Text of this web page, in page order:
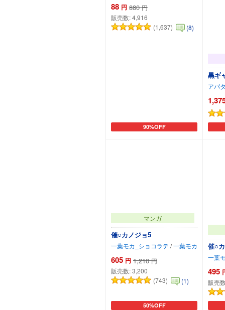
88 円 880 円
販売数:4,916
(1,637)
(8)
90%OFF
カートに追加
黒ギ
アパ
マンガ
催○カノジョ5
一葉モカ_ショコラテ /一葉モカ
605 円 1,210 円
販売数:3,200
(743)
(1)
50%OFF
カートに追加
催○
一葉
495
販売